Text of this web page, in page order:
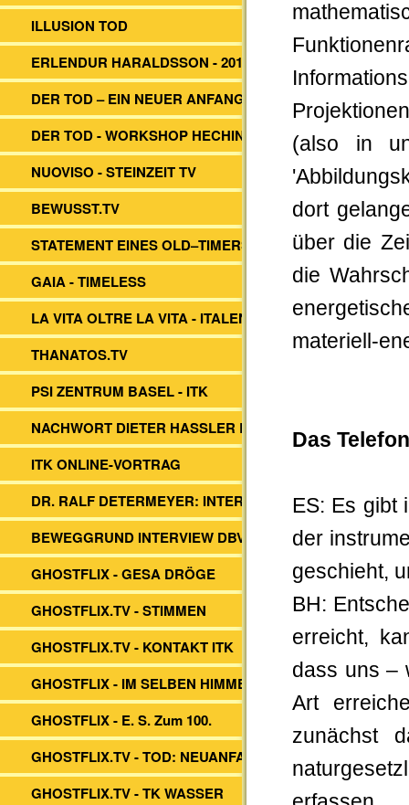
ILLUSION TOD
ERLENDUR HARALDSSON - 2017
DER TOD – EIN NEUER ANFANG?
DER TOD - WORKSHOP HECHINGEN
NUOVISO - STEINZEIT TV
BEWUSST.TV
STATEMENT EINES OLD–TIMERS
GAIA - TIMELESS
LA VITA OLTRE LA VITA - ITALEN
THANATOS.TV
PSI ZENTRUM BASEL - ITK
NACHWORT DIETER HASSLER BUCH
ITK ONLINE-VORTRAG
DR. RALF DETERMEYER: INTERVIEW
BEWEGGRUND INTERVIEW DBVs ITK
GHOSTFLIX - GESA DRÖGE
GHOSTFLIX.TV - STIMMEN
GHOSTFLIX.TV - KONTAKT ITK
GHOSTFLIX - IM SELBEN HIMMEL
GHOSTFLIX - E. S. Zum 100.
GHOSTFLIX.TV - TOD: NEUANFANG?
GHOSTFLIX.TV - TK WASSER
(also in
dort
über die
die
materiell-
Das
ES: Es gibt
der
geschieht,
BH:
erreicht,
dass uns –
Art
zunächst